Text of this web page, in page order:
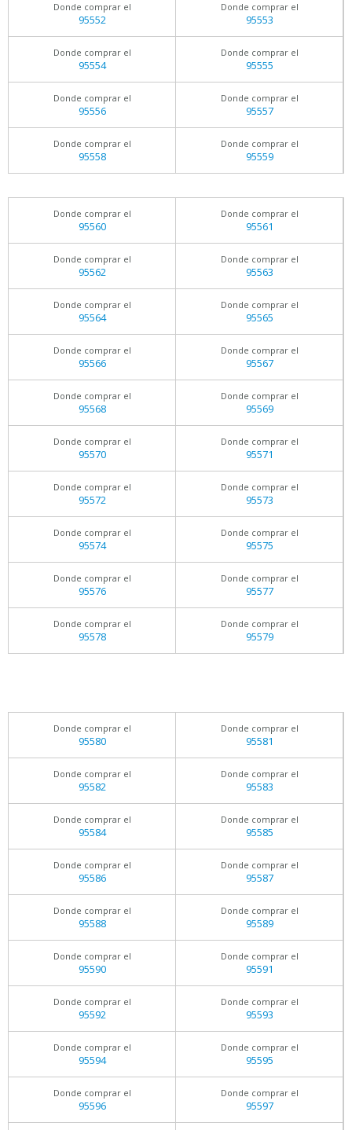
Donde comprar el
95552
Donde comprar el
95553
Donde comprar el
95554
Donde comprar el
95555
Donde comprar el
95556
Donde comprar el
95557
Donde comprar el
95558
Donde comprar el
95559
Donde comprar el
95560
Donde comprar el
95561
Donde comprar el
95562
Donde comprar el
95563
Donde comprar el
95564
Donde comprar el
95565
Donde comprar el
95566
Donde comprar el
95567
Donde comprar el
95568
Donde comprar el
95569
Donde comprar el
95570
Donde comprar el
95571
Donde comprar el
95572
Donde comprar el
95573
Donde comprar el
95574
Donde comprar el
95575
Donde comprar el
95576
Donde comprar el
95577
Donde comprar el
95578
Donde comprar el
95579
Donde comprar el
95580
Donde comprar el
95581
Donde comprar el
95582
Donde comprar el
95583
Donde comprar el
95584
Donde comprar el
95585
Donde comprar el
95586
Donde comprar el
95587
Donde comprar el
95588
Donde comprar el
95589
Donde comprar el
95590
Donde comprar el
95591
Donde comprar el
95592
Donde comprar el
95593
Donde comprar el
95594
Donde comprar el
95595
Donde comprar el
95596
Donde comprar el
95597